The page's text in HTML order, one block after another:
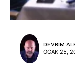
DEVRIM
OCAK 25,